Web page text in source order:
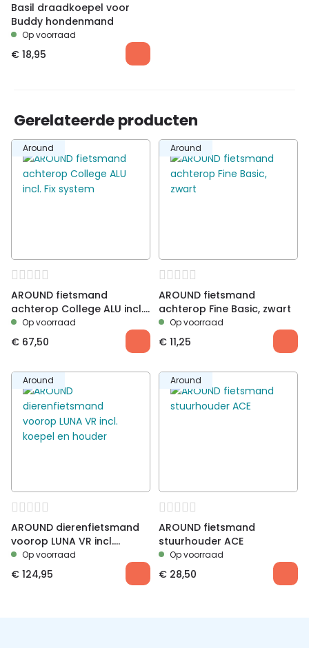
Basil draadkoepel voor
Buddy hondenmand
Op voorraad
€ 18,95
Gerelateerde producten
Around
AROUND fietsmand
achterop College ALU incl.
Fix system
Op voorraad
€ 67,50
Around
AROUND fietsmand
achterop Fine Basic, zwart
Op voorraad
€ 11,25
Around
AROUND dierenfietsmand
voorop LUNA VR incl.
koepel en houder
Op voorraad
€ 124,95
Around
AROUND fietsmand
stuurhouder ACE
Op voorraad
€ 28,50